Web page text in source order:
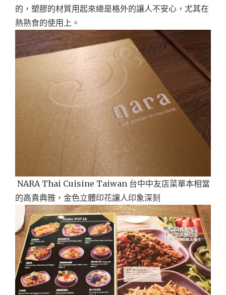
的，塑膠的材質用起來總是格外的讓人不安心，尤其在
熱熟食的使用上。
NARA Thai Cuisine Taiwan 台中中友店菜單本相當
的高貴典雅，金色立體印花讓人印象深刻